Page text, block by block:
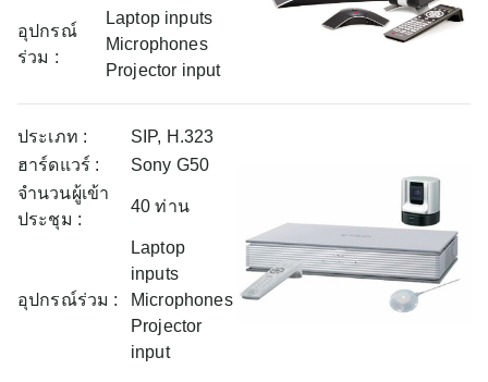
อุปกรณ์
ร่วม :
Laptop inputs
Microphones
Projector input
ประเภท :
SIP, H.323
ฮาร์ดแวร์ :
Sony G50
จำนวนผู้เข้า
ประชุม :
40 ท่าน
อุปกรณ์ร่วม :
Laptop
inputs
Microphones
Projector
input